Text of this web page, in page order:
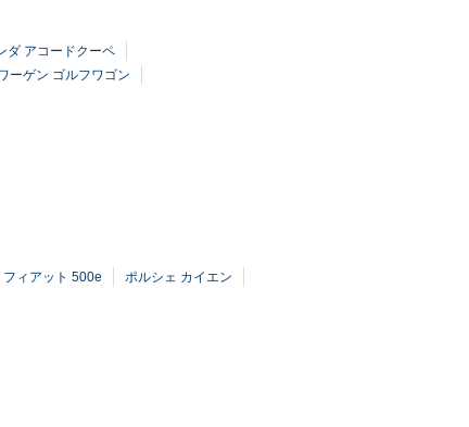
ダ アコードクーペ
ーゲン ゴルフワゴン
フィアット 500e
ポルシェ カイエン